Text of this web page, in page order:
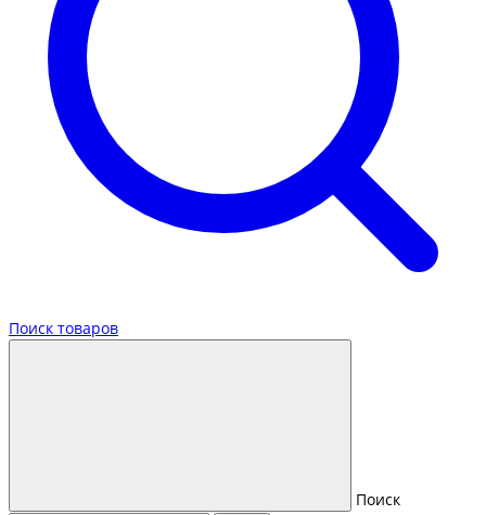
Поиск товаров
Поиск